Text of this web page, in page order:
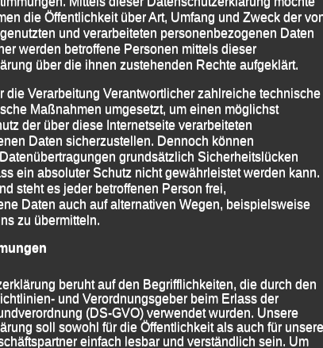
Distanz
mit"Löffler Messe Lauf",„Löffler Messelauf“ -
die Öffentlichkeit über Art, Umfang und Zweck der
und verarbeiteten personenbezogenen Daten
werden betroffene Personen mittels dieser
über die ihnen zustehenden Rechte aufgeklärt.
die Verarbeitung Verantwortlicher zahlreiche technische
Maßnahmen umgesetzt, um einen möglichst
der über diese Internetseite verarbeiteten
Daten sicherzustellen. Dennoch können
grundsätzlich Sicherheitslücken
ein absoluter Schutz nicht gewährleistet werden kann.
steht es jeder betroffenen Person frei,
Daten auch auf alternativen Wegen, beispielsweise
zu übermitteln.
beruht auf den Begrifflichkeiten, die durch den
und Verordnungsgeber beim Erlass der
(DS-GVO) verwendet wurden. Unsere
soll sowohl für die Öffentlichkeit als auch für unsere
einfach lesbar und verständlich sein. Um